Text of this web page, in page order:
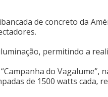
de concreto da
permitindo a
do Vagalume”,
de 1500 watts cada,